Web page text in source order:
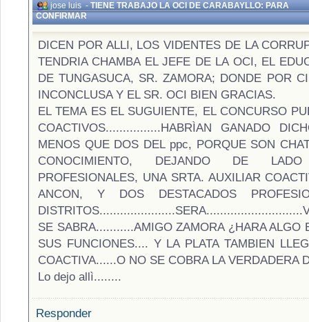
jose luis-TIENE TRABAJO LA OCI DE CARABAYLLO: PARA
CONFIRMAR
DICEN POR ALLI, LOS VIDENTES DE LA
TENDRIA CHAMBA EL JEFE DE LA OCI, EL
DE TUNGASUCA, SR. ZAMORA; DONDE POR
INCONCLUSA Y EL SR. OCI BIEN GRACIAS.
EL TEMA ES EL SUGUIENTE, EL CONCURSO
COACTIVOS................HABRÌAN GANADO
MENOS QUE DOS DEL ppc, PORQUE SON
CONOCIMIENTO, DEJANDO DE
PROFESIONALES, UNA SRTA. AUXILIAR
ANCON, Y DOS DESTACADOS
SE SABRA...........AMIGO ZAMORA ¿HARA ALGO
SUS FUNCIONES.... Y LA PLATA TAMBIEN
COACTIVA......O NO SE COBRA LA VERDADERA
Lo dejo allì........
Responder